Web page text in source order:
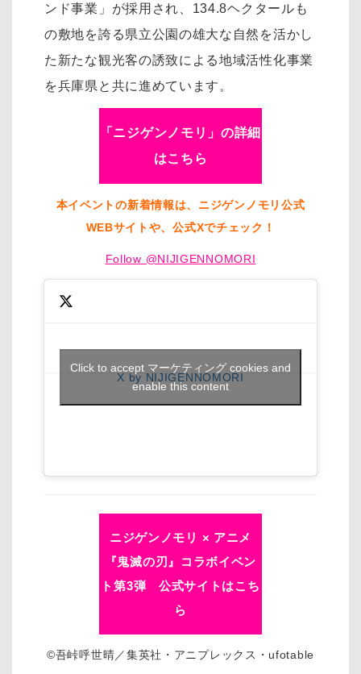
ンド事業」が採用され、134.8ヘクタールも
の敷地を誇る県立公園の雄大な自然を活かし
た新たな観光客の誘致による地域活性化事業
を兵庫県と共に進めています。
「ニジゲンノモリ」の詳細
はこちら
本イベントの新着情報は、ニジゲンノモリ公式
WEBサイトや、公式Xでチェック！
Follow @NIJIGENNOMORI
X by NIJIGENNOMORI
Click to accept マーケティング cookies and
enable this content
ニジゲンノモリ × アニメ
『鬼滅の刃』コラボイベン
ト第3弾 公式サイトはこち
ら
©吾峠呼世晴／集英社・アニプレックス・ufotable